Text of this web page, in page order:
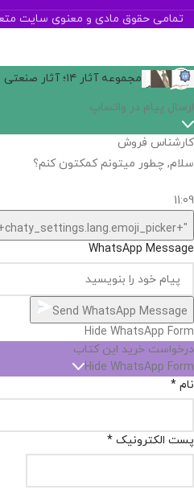
تمامی حقوق مادی و معنوی سایت
مجموعه آثار ۱۴؛ آثار صنعتی و علمی
اگر
نیست,
شاید
بتونیم
تهیه
Open
chaty
1
Hide
chaty
ارسال پیام در واتساپ
کارشناس فروش
سلام, چطور میتونم کمکتون کنم؟
11:09
WhatsApp Message